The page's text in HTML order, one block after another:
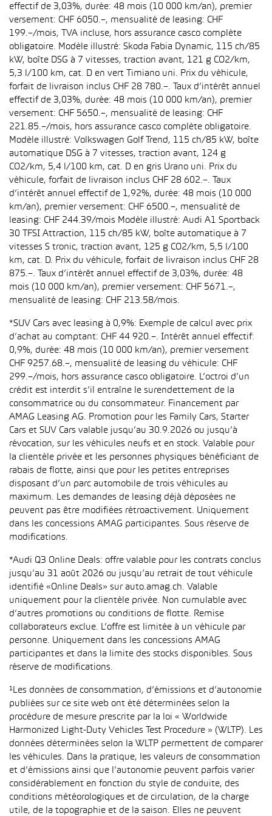
effectif de 3,03%, durée: 48 mois (10 000 km/an), premier
versement: CHF 6050.–, mensualité de leasing: CHF
199.–/mois, TVA incluse, hors assurance casco complète
obligatoire. Modèle illustré: Skoda Fabia Dynamic, 115 ch/85
kW, boîte DSG à 7 vitesses, traction avant, 121 g CO2/km,
5,3 l/100 km, cat. D en vert Timiano uni. Prix du véhicule,
forfait de livraison inclus CHF 28 780.–. Taux d’intérêt annuel
effectif de 3,03%, durée: 48 mois (10 000 km/an), premier
versement: CHF 5650.–, mensualité de leasing: CHF
221.85.–/mois, hors assurance casco complète obligatoire.
Modèle illustré: Volkswagen Golf Trend, 115 ch/85 kW, boîte
automatique DSG à 7 vitesses, traction avant, 124 g
CO2/km, 5,4 l/100 km, cat. D en gris Urano uni. Prix du
véhicule, forfait de livraison inclus CHF 28 602.–. Taux
d’intérêt annuel effectif de 1,92%, durée: 48 mois (10 000
km/an), premier versement: CHF 6500.–, mensualité de
leasing: CHF 244.39/mois Modèle illustré: Audi A1 Sportback
30 TFSI Attraction, 115 ch/85 kW, boîte automatique à 7
vitesses S tronic, traction avant, 125 g CO2/km, 5,5 l/100
km, cat. D. Prix du véhicule, forfait de livraison inclus CHF 28
875.–. Taux d’intérêt annuel effectif de 3,03%, durée: 48
mois (10 000 km/an), premier versement: CHF 5671.–,
mensualité de leasing: CHF 213.58/mois.
*SUV Cars avec leasing à 0,9%: Exemple de calcul avec prix
d’achat au comptant: CHF 44 920.–. Intérêt annuel effectif:
0,9%, durée: 48 mois (10 000 km/an), premier versement
CHF 9257.68.–, mensualité de leasing du véhicule: CHF
299.–/mois, hors assurance casco obligatoire. L’octroi d’un
crédit est interdit s’il entraîne le surendettement de la
consommatrice ou du consommateur. Financement par
AMAG Leasing AG. Promotion pour les Family Cars, Starter
Cars et SUV Cars valable jusqu’au 30.9.2026 ou jusqu’à
révocation, sur les véhicules neufs et en stock. Valable pour
la clientèle privée et les personnes physiques bénéficiant de
rabais de flotte, ainsi que pour les petites entreprises
disposant d’un parc automobile de trois véhicules au
maximum. Les demandes de leasing déjà déposées ne
peuvent pas être modifiées rétroactivement. Uniquement
dans les concessions AMAG participantes. Sous réserve de
modifications.
*Audi Q3 Online Deals: offre valable pour les contrats conclus
jusqu’au 31 août 2026 ou jusqu’au retrait de tout véhicule
identifié «Online Deals» sur auto.amag.ch. Valable
uniquement pour la clientèle privée. Non cumulable avec
d’autres promotions ou conditions de flotte. Remise
collaborateurs exclue. L’offre est limitée à un véhicule par
personne. Uniquement dans les concessions AMAG
participantes et dans la limite des stocks disponibles. Sous
réserve de modifications.
¹Les données de consommation, d’émissions et d’autonomie
publiées sur ce site web ont été déterminées selon la
procédure de mesure prescrite par la loi « Worldwide
Harmonized Light-Duty Vehicles Test Procedure » (WLTP). Les
données déterminées selon la WLTP permettent de comparer
les véhicules. Dans la pratique, les valeurs de consommation
et d’émissions ainsi que l’autonomie peuvent parfois varier
considérablement en fonction du style de conduite, des
conditions météorologiques et de circulation, de la charge
utile, de la topographie et de la saison. Elles ne peuvent